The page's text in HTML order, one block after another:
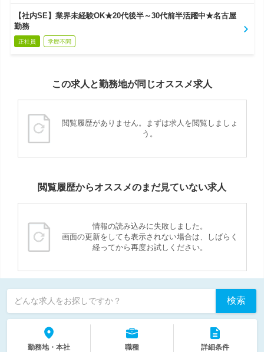
【社内SE】業界未経験OK★20代後半～30代前半活躍中★名古屋
勤務
正社員 学歴不問
この求人と勤務地が同じオススメ求人
閲覧履歴がありません。まずは求人を閲覧しましょ
う。
閲覧履歴からオススメのまだ見ていない求人
情報の読み込みに失敗しました。
画面の更新をしても表示されない場合は、しばらく
経ってから再度お試しください。
どんな求人をお探しですか？ 検索
勤務地・本社 職種 詳細条件